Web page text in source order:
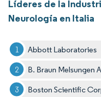
Líderes de la
Neurología en Italia
Abbott Laboratories
B. Braun Melsungen
Boston Scientific